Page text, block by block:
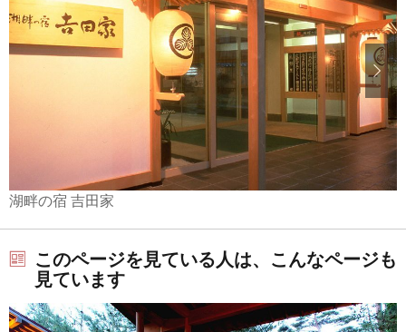
湖畔の宿 吉田家
このページを見ている人は、こんなページも
見ています